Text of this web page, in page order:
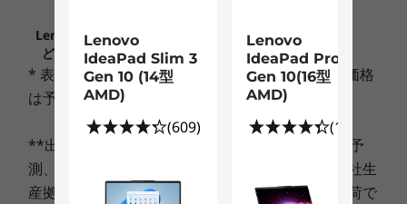
洗練されたデザイン
美しいアルマイト加工のアルミボディ。薄さを強
調するダイヤモンドカットによるエッジデザイ
ン。プラチナのカラーを採用しました。
ストレージ1
最大 512 GB SSD
設計
ディスプレイ
13.3型 FHD IPS液晶 (1920x1080)、光沢なし
Lenovo.comに掲載されている価格、条件、保守な
ど、重要なお知らせは、こちらでご確認ください
* 表示価格には消費税が含まれております。また価格
は予告なく変更されることがございます。
**出荷予定日は、その時点での在庫・生産状況の予
測、ならびに最短のご決済日起算にもとづく、弊社生
産拠点からの出荷予定日程であり、この日程で出荷で
Lenovo
IdeaPad Slim 3
Gen 10 (14型
AMD)
(609)
Lenovo
IdeaPad Pro 5
Gen 10(16型
AMD)
(100)